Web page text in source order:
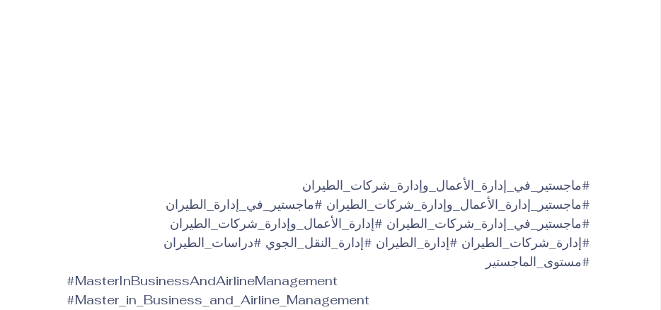
#ماجستير_في_إدارة_الأعمال_وإدارة_شركات_الطيران
#ماجستير_إدارة_الأعمال_وإدارة_شركات_الطيران #ماجستير_في_إدارة_الطيران
#ماجستير_في_إدارة_شركات_الطيران #إدارة_الأعمال_وإدارة_شركات_الطيران
#إدارة_شركات_الطيران #إدارة_الطيران #إدارة_النقل_الجوي #دراسات_الطيران
#مستوى_الماجستير
#MasterInBusinessAndAirlineManagement
#Master_in_Business_and_Airline_Management